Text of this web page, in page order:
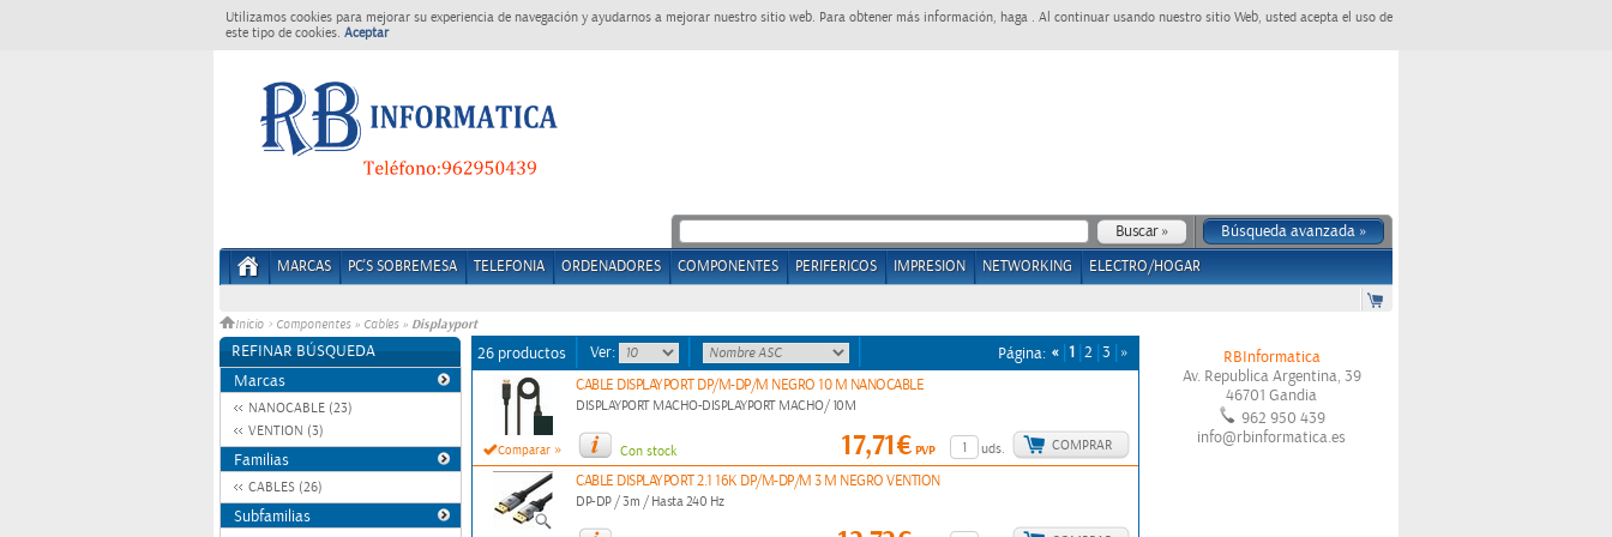
Utilizamos cookies para mejorar su experiencia de navegación y ayudarnos a mejorar nuestro sitio web. Para obtener más información, haga . Al continuar usando nuestro sitio Web, usted acepta el uso de
este tipo de cookies. Aceptar
Búsqueda avanzada »
MARCAS PC'S SOBREMESA TELEFONIA ORDENADORES COMPONENTES PERIFERICOS IMPRESION NETWORKING ELECTRO/HOGAR
Inicio > Componentes » Cables » Displayport
REFINAR BÚSQUEDA
Marcas
NANOCABLE (23)
VENTION (3)
Familias
CABLES (26)
Subfamilias
26 productos Ver: Página: « 1 2 3 »
Comparar »
CABLE DISPLAYPORT DP/M-DP/M NEGRO 10 M NANOCABLE
DISPLAYPORT MACHO-DISPLAYPORT MACHO/ 10M
Con stock uds. COMPRAR
17,71€PVP
CABLE DISPLAYPORT 2.1 16K DP/M-DP/M 3 M NEGRO VENTION
DP-DP / 3m / Hasta 240 Hz
RBInformatica
Av. Republica Argentina, 39
46701 Gandia
962 950 439
info@rbinformatica.es